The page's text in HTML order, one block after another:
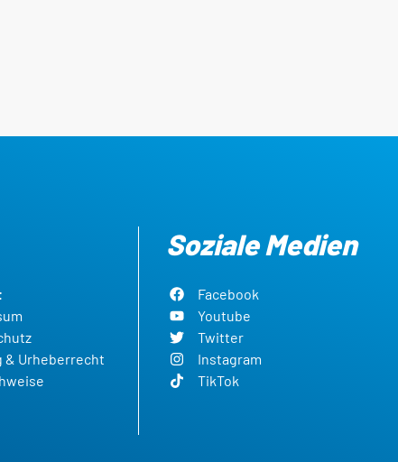
& Urheberrecht
Soziale Medien
Facebook
Youtube
Twitter
Instagram
TikTok